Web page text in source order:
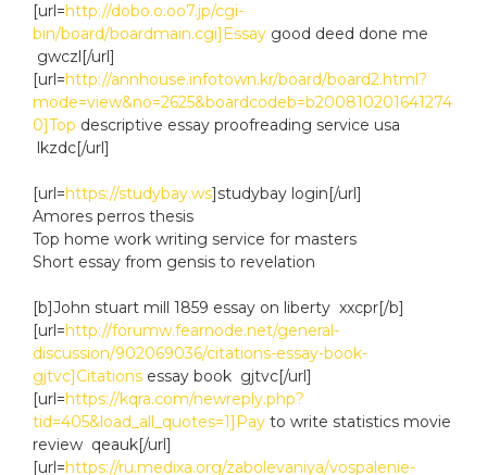
[url=http://dobo.o.oo7.jp/cgi-
bin/board/boardmain.cgi]Essay good deed done me
gwczl[/url]
[url=http://annhouse.infotown.kr/board/board2.html?
mode=view&no=2625&boardcodeb=b200810201641274
0]Top descriptive essay proofreading service usa
lkzdc[/url]
[url=https://studybay.ws]studybay login[/url]
Amores perros thesis
Top home work writing service for masters
Short essay from gensis to revelation
[b]John stuart mill 1859 essay on liberty xxcpr[/b]
[url=http://forumw.fearnode.net/general-
discussion/902069036/citations-essay-book-
gjtvc]Citations essay book gjtvc[/url]
[url=https://kqra.com/newreply.php?
tid=405&load_all_quotes=1]Pay to write statistics movie
review qeauk[/url]
[url=https://ru.medixa.org/zabolevaniya/vospalenie-